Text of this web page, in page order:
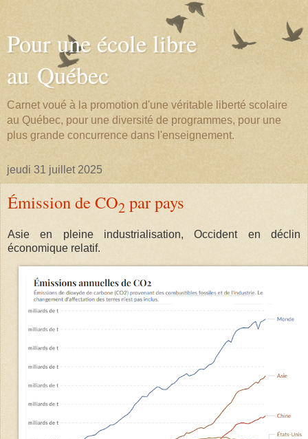
Pour une école libre
au Québec
Carnet voué à la promotion d'une véritable liberté scolaire
au Québec, pour une diversité de programmes, pour une
plus grande concurrence dans l'enseignement.
jeudi 31 juillet 2025
Émission de CO2 par pays
Asie en pleine industrialisation, Occident en déclin
économique relatif.